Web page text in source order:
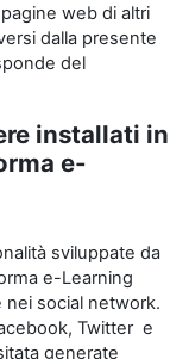
web di altri
dalla presente
del
installati in
e-
sviluppate da
e-Learning
social network.
Twitter e
generate